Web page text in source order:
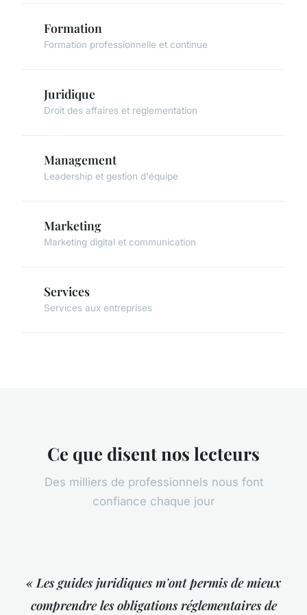
Formation
Formation professionnelle et continue
Juridique
Droit des affaires et réglementation
Management
Leadership et gestion d'équipe
Marketing
Marketing digital et communication
Services
Services aux entreprises
Ce que disent nos lecteurs
Des milliers de professionnels nous font
confiance chaque jour
« Les guides juridiques m'ont permis de mieux
comprendre les obligations réglementaires de